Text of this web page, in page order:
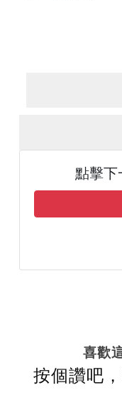
點擊下
喜歡
按個讚吧